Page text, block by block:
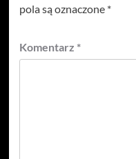
pola są oznaczone *
Komentarz *